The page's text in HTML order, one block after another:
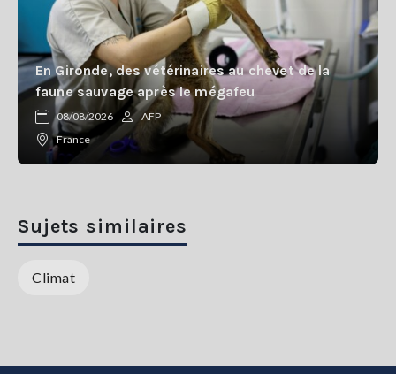
En Gironde, des vétérinaires au chevet de la
faune sauvage après le mégafeu
08/08/2026
AFP
France
Sujets similaires
Climat